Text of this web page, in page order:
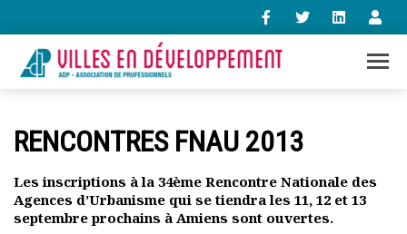
contact@villes-developpement.org
Accueil
L’association
RENCONTRES FNAU 2013
Les inscriptions à la 34ème Rencontre Nationale des
Agences d’Urbanisme qui se tiendra les 11, 12 et 13
septembre prochains à Amiens sont ouvertes.